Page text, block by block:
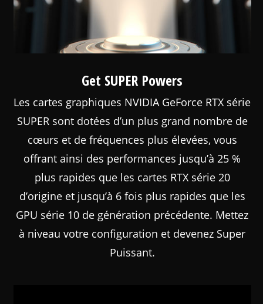
Get SUPER Powers
Les cartes graphiques NVIDIA GeForce RTX série
SUPER sont dotées d’un plus grand nombre de
cœurs et de fréquences plus élevées, vous
offrant ainsi des performances jusqu’à 25 %
plus rapides que les cartes RTX série 20
d’origine et jusqu’à 6 fois plus rapides que les
GPU série 10 de génération précédente. Mettez
à niveau votre configuration et devenez Super
Puissant.